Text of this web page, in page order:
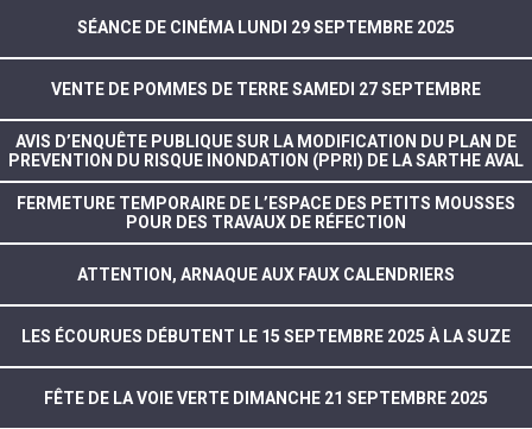
SÉANCE DE CINÉMA LUNDI 29 SEPTEMBRE 2025
VENTE DE POMMES DE TERRE SAMEDI 27 SEPTEMBRE
AVIS D’ENQUÊTE PUBLIQUE SUR LA MODIFICATION DU PLAN DE
PREVENTION DU RISQUE INONDATION (PPRI) DE LA SARTHE AVAL
FERMETURE TEMPORAIRE DE L’ESPACE DES PETITS MOUSSES
POUR DES TRAVAUX DE RÉFECTION
ATTENTION, ARNAQUE AUX FAUX CALENDRIERS
LES ÉCOURUES DÉBUTENT LE 15 SEPTEMBRE 2025 À LA SUZE
FÊTE DE LA VOIE VERTE DIMANCHE 21 SEPTEMBRE 2025